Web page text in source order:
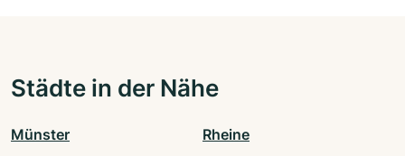
Städte in der Nähe
Münster Rheine